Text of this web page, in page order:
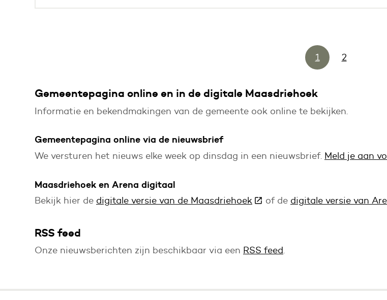
1
Pagina
2
Gemeentepagina online en in de digitale Maasdriehoek
Informatie en bekendmakingen van de gemeente ook online te bekijken.
Gemeentepagina online via de nieuwsbrief
We versturen het nieuws elke week op dinsdag in een nieuwsbrief. Meld je aan
Maasdriehoek en Arena digitaal
Bekijk hier de digitale versie van de Maasdriehoek (Deze link gaat naar een
of de digitale versie van
RSS feed
Onze nieuwsberichten zijn beschikbaar via een RSS feed.